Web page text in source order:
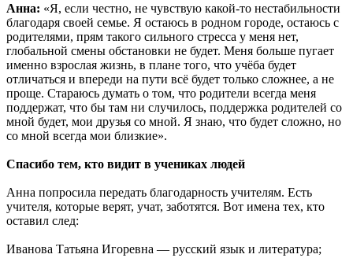
Анна: «Я, если честно, не чувствую какой-то нестабильности
благодаря своей семье. Я остаюсь в родном городе, остаюсь с
родителями, прям такого сильного стресса у меня нет,
глобальной смены обстановки не будет. Меня больше пугает
именно взрослая жизнь, в плане того, что учёба будет
отличаться и впереди на пути всё будет только сложнее, а не
проще. Стараюсь думать о том, что родители всегда меня
поддержат, что бы там ни случилось, поддержка родителей со
мной будет, мои друзья со мной. Я знаю, что будет сложно, но
со мной всегда мои близкие».
Спасибо тем, кто видит в учениках людей
Анна попросила передать благодарность учителям. Есть
учителя, которые верят, учат, заботятся. Вот имена тех, кто
оставил след:
Иванова Татьяна Игоревна — русский язык и литература;